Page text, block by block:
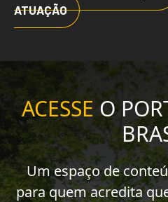
ATUAÇÃO
ACESSEO
Um espaço de
para quem acredita